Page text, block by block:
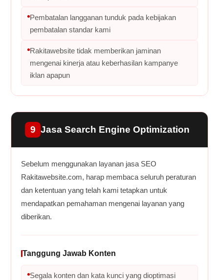
Pembatalan langganan tunduk pada kebijakan
pembatalan standar kami
Rakitawebsite tidak memberikan jaminan
mengenai kinerja atau keberhasilan kampanye
iklan apapun
9 Jasa Search Engine Optimization
Sebelum menggunakan layanan jasa SEO
Rakitawebsite.com, harap membaca seluruh peraturan
dan ketentuan yang telah kami tetapkan untuk
mendapatkan pemahaman mengenai layanan yang
diberikan.
Tanggung Jawab Konten
Segala konten dan kata kunci yang dioptimasi